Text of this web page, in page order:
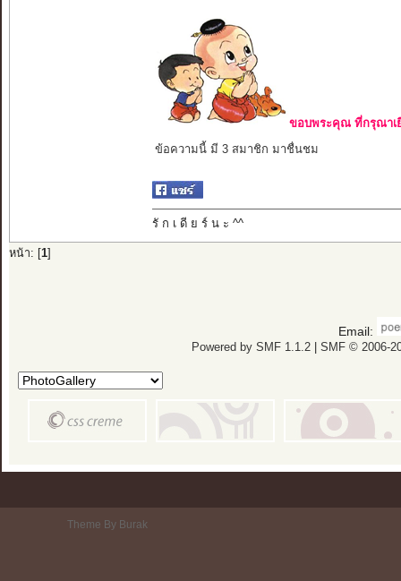
ขอบพระคุณ ที่กรุณาเ
ข้อความนี้ มี 3 สมาชิก มาชื่นชม
รั ก เ ดี ย ร์ น ะ ^^
หน้า: [ 1]
Email:
Powered by SMF 1.1.2| SMF © 2006-
Theme By Burak